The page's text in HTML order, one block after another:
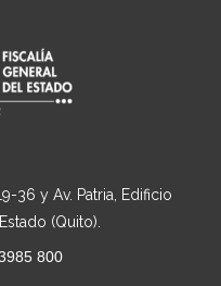
36 y Av. Patria, Edificio
(Quito).
800